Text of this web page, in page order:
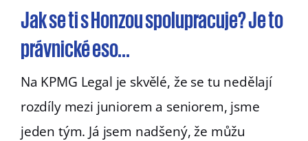
Jak se ti s Honzou spolupracuje? Je to
právnické eso...
Na KPMG Legal je skvělé, že se tu nedělají
rozdíly mezi juniorem a seniorem, jsme
jeden tým. Já jsem nadšený, že můžu